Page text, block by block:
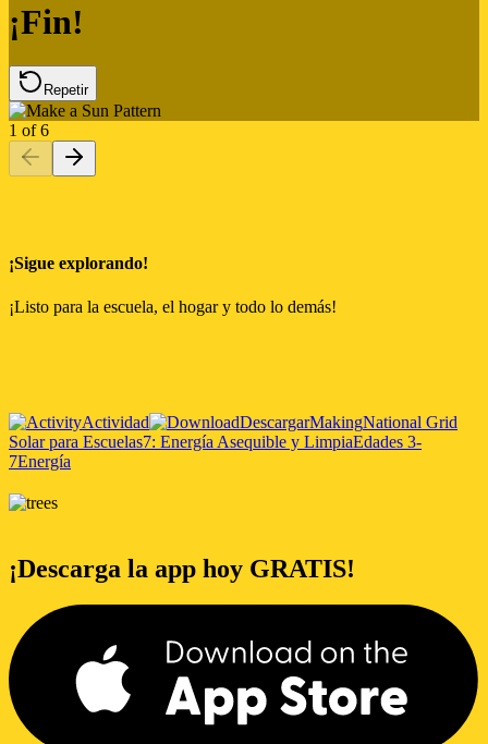
¡Fin!
Repetir
1 of6
¡Sigue explorando!
¡Listo para la escuela, el hogar y todo lo demás!
Actividad DescargarMakingNational Grid
Solar para Escuelas7: Energía Asequible y LimpiaEdades 3-
7Energía
¡Descarga la app hoy GRATIS!